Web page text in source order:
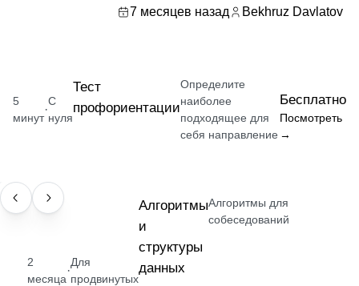
7 месяцев назад
Bekhruz Davlatov
5
минут
·
С
нуля
Тест
профориентации
Определите
наиболее
подходящее для
себя направление
Бесплатно
Посмотреть
→
НАВЫК
2
месяца
·
Для
продвинутых
Алгоритмы
и
структуры
данных
Алгоритмы для
собеседований